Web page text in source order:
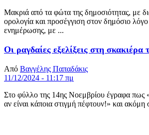
Μακριά από τα φώτα της δημοσιότητας, με
ορολογία και προσέγγιση στον δημόσιο
ενημέρωσης, με ...
Οι ραγδαίες εξελίξεις στη σκακιέρα
Από Βαγγέλης Παπαδάκις
11/12/2024 - 11:17 πμ
Στο φύλλο της 14ης Νοεμβρίου έγραφα πως
αν είναι κάποια στιγμή πέφτουν!» και ακόμη